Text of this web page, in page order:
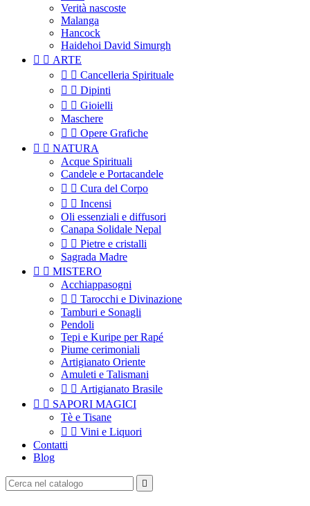
Verità nascoste
Malanga
Hancock
Haidehoi David Simurgh
  ARTE
  Cancelleria Spirituale
  Dipinti
  Gioielli
Maschere
  Opere Grafiche
  NATURA
Acque Spirituali
Candele e Portacandele
  Cura del Corpo
  Incensi
Oli essenziali e diffusori
Canapa Solidale Nepal
  Pietre e cristalli
Sagrada Madre
  MISTERO
Acchiappasogni
  Tarocchi e Divinazione
Tamburi e Sonagli
Pendoli
Tepi e Kuripe per Rapé
Piume cerimoniali
Artigianato Oriente
Amuleti e Talismani
  Artigianato Brasile
  SAPORI MAGICI
Tè e Tisane
  Vini e Liquori
Contatti
Blog
